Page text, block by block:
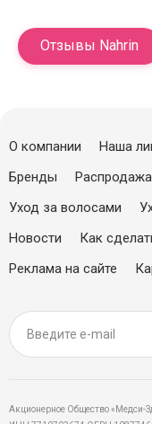
Отзывы Nahrin
О компании Наша
Бренды
Распродажа
Уход за волосами
Новости
Как
Реклама на сайте
Акционерное Общество «Медси-